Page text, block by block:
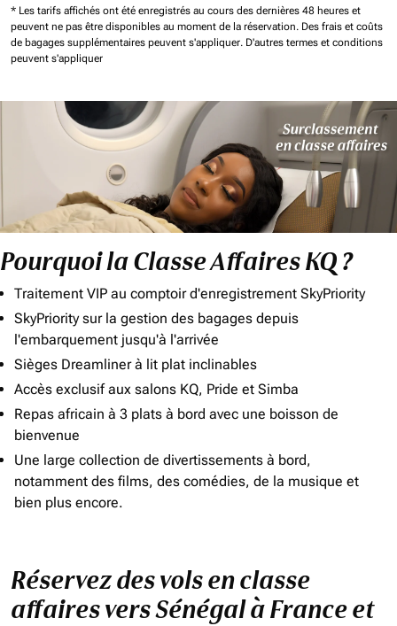
* Les tarifs affichés ont été enregistrés au cours des dernières 48 heures et
peuvent ne pas être disponibles au moment de la réservation. Des frais et coûts
de bagages supplémentaires peuvent s'appliquer. D'autres termes et conditions
peuvent s'appliquer
Pourquoi la Classe Affaires KQ ?
Traitement VIP au comptoir d'enregistrement SkyPriority
SkyPriority sur la gestion des bagages depuis
l'embarquement jusqu'à l'arrivée
Sièges Dreamliner à lit plat inclinables
Accès exclusif aux salons KQ, Pride et Simba
Repas africain à 3 plats à bord avec une boisson de
bienvenue
Une large collection de divertissements à bord,
notamment des films, des comédies, de la musique et
bien plus encore.
Réservez des vols en classe
affaires vers Sénégal à France et